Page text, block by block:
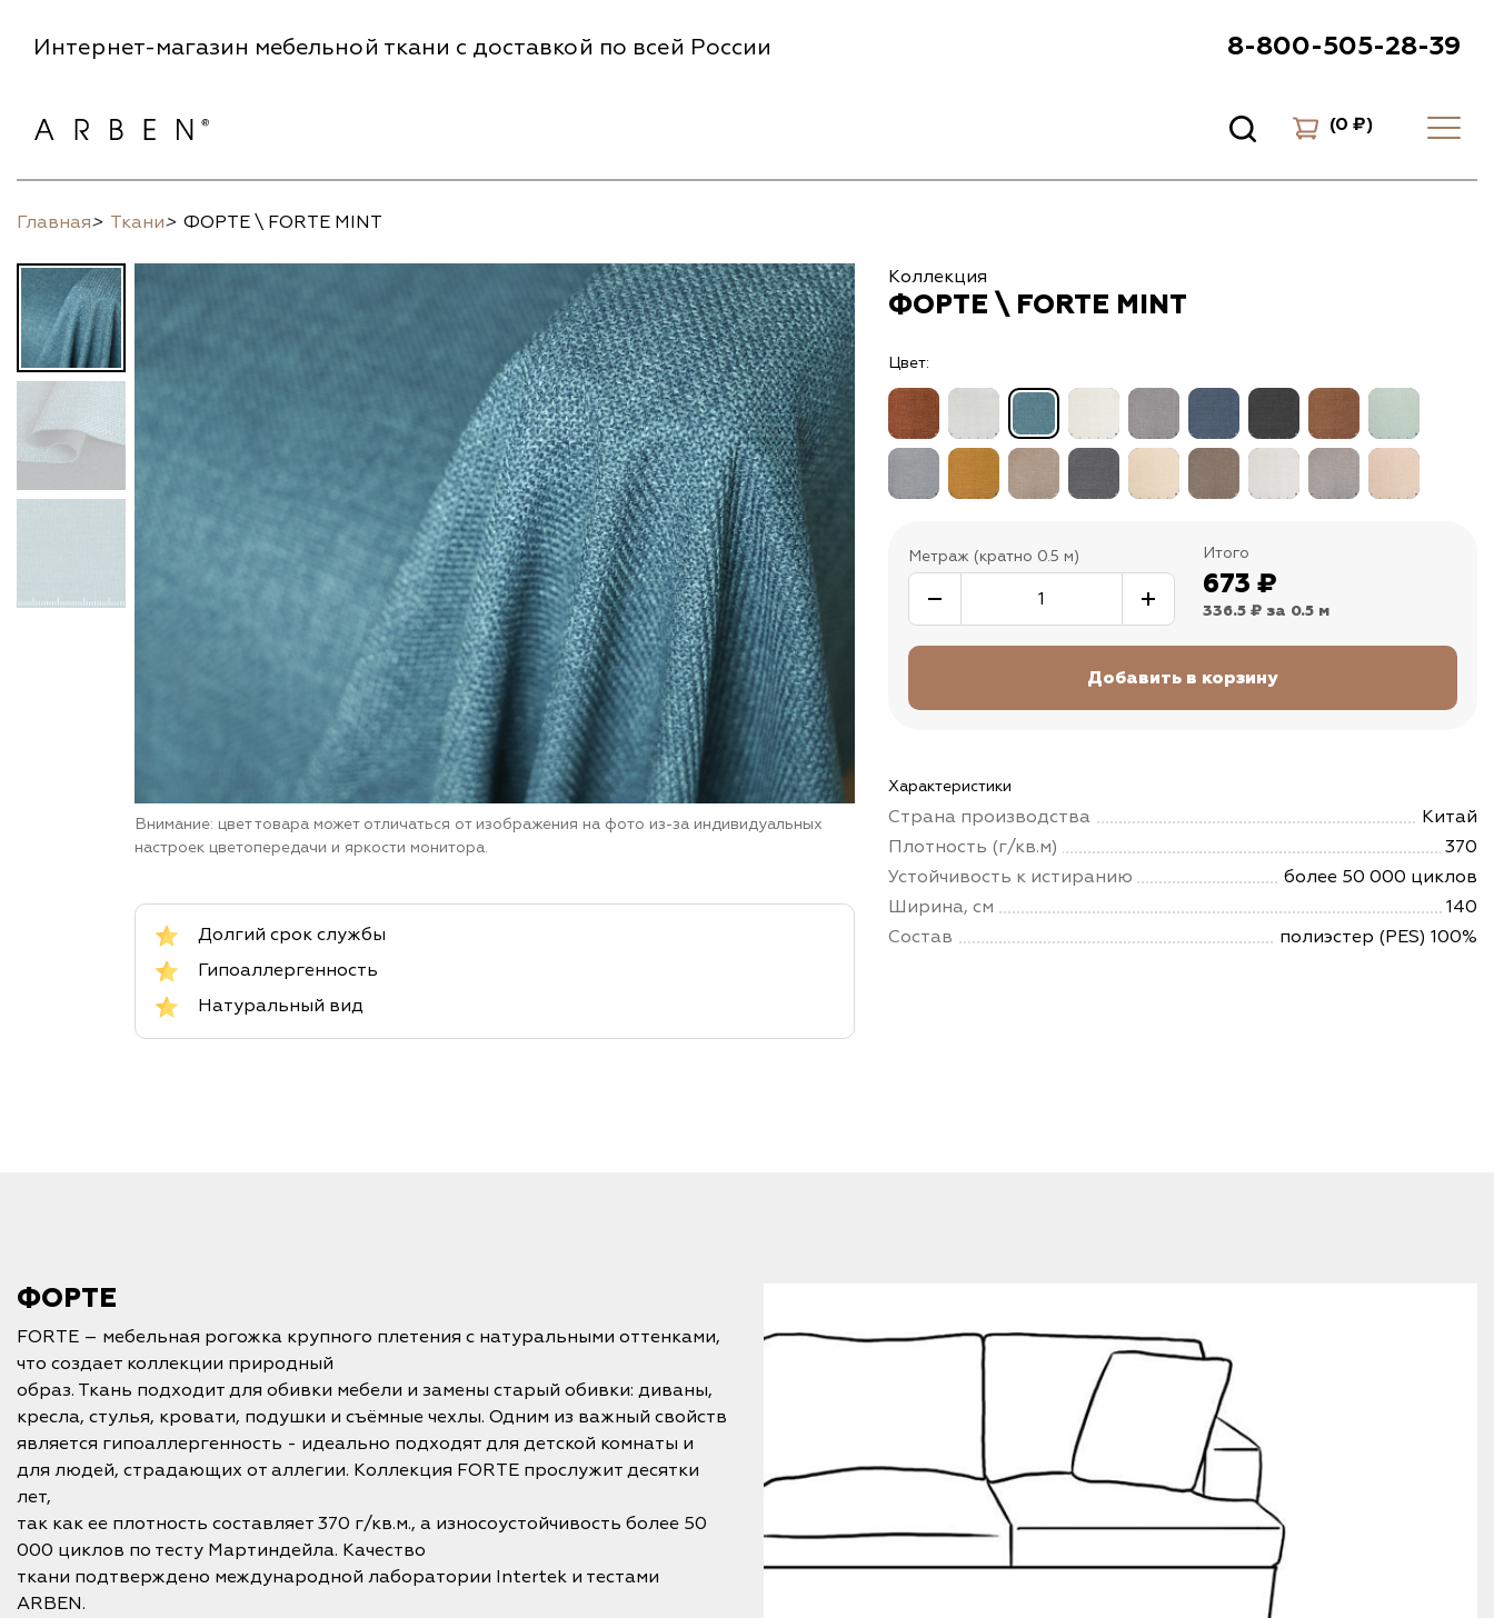
Интернет-магазин мебельной ткани с доставкой по всей России 8-800-505-28-39
(0 ₽)
Главная> Ткани> ФОРТЕ \ FORTE MINT
Внимание: цвет товара может отличаться от изображения на фото из-за индивидуальных
настроек цветопередачи и яркости монитора.
Долгий срок службы
Гипоаллергенность
Натуральный вид
Коллекция
ФОРТЕ \ FORTE MINT
Цвет:
Метраж (кратно 0.5 м) Итого
673 ₽
336.5 ₽ за 0.5 м
Характеристики
Страна производства
Китай
Плотность (г/кв.м)
370
Устойчивость к истиранию
более 50 000 циклов
Ширина, см
140
Состав
полиэстер (PES) 100%
ФОРТЕ
FORTE – мебельная рогожка крупного плетения с натуральными оттенками,
что создает коллекции природный
образ. Ткань подходит для обивки мебели и замены старый обивки: диваны,
кресла, стулья, кровати, подушки и съёмные чехлы. Одним из важный свойств
является гипоаллергенность - идеально подходят для детской комнаты и
для людей, страдающих от аллегии. Коллекция FORTE прослужит десятки
лет,
так как ее плотность составляет 370 г/кв.м., а износоустойчивость более 50
000 циклов по тесту Мартиндейла. Качество
ткани подтверждено международной лаборатории Intertek и тестами
ARBEN.